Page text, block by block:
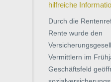
hilfreiche
Durch die
Rente wurde den
Vermittlern im
Geschäftsfeld